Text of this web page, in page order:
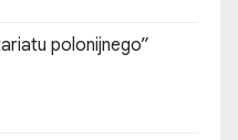
polonijnego”